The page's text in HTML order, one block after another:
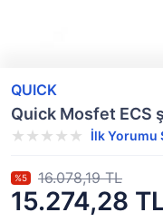
QUICK
Quick Mosfet ECS
İlk Yorumu
15.274,28
%5 16.078,19 TL